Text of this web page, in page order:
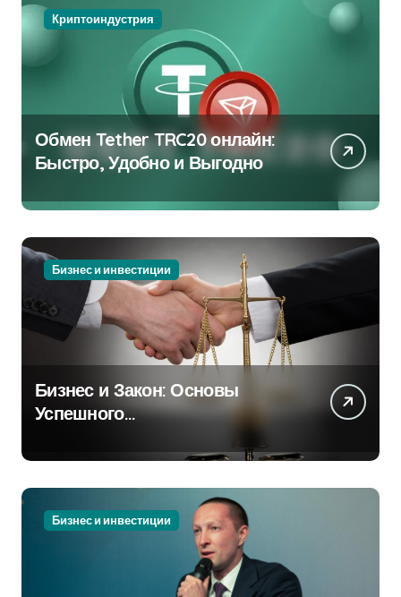
Криптоиндустрия
Обмен Tether TRC20 онлайн:
Быстро, Удобно и Выгодно
Бизнес и инвестиции
Бизнес и Закон: Основы
Успешного
Бизнес и инвестиции